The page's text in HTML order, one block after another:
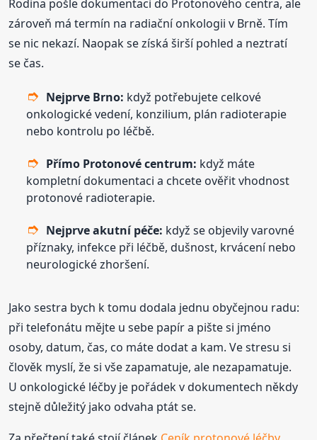
Rodina pošle dokumentaci do Protonového centra, ale
zároveň má termín na radiační onkologii v Brně. Tím
se nic nekazí. Naopak se získá širší pohled a neztratí
se čas.
Nejprve Brno: když potřebujete celkové
onkologické vedení, konzilium, plán radioterapie
nebo kontrolu po léčbě.
Přímo Protonové centrum: když máte
kompletní dokumentaci a chcete ověřit vhodnost
protonové radioterapie.
Nejprve akutní péče: když se objevily varovné
příznaky, infekce při léčbě, dušnost, krvácení nebo
neurologické zhoršení.
Jako sestra bych k tomu dodala jednu obyčejnou radu:
při telefonátu mějte u sebe papír a pište si jméno
osoby, datum, čas, co máte dodat a kam. Ve stresu si
člověk myslí, že si vše zapamatuje, ale nezapamatuje.
U onkologické léčby je pořádek v dokumentech někdy
stejně důležitý jako odvaha ptát se.